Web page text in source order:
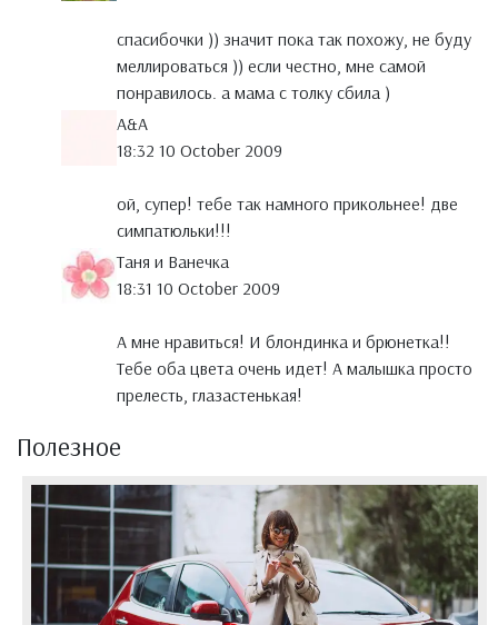
спасибочки )) значит пока так похожу, не буду
меллироваться )) если честно, мне самой
понравилось. а мама с толку сбила )
A&A
18:32 10 October 2009
ой, супер! тебе так намного прикольнее! две
симпатюльки!!!
Таня и Ванечка
18:31 10 October 2009
А мне нравиться! И блондинка и брюнетка!!
Тебе оба цвета очень идет! А малышка просто
прелесть, глазастенькая!
Полезное